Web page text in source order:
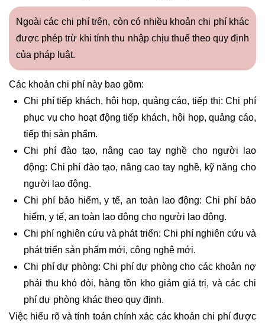
Ngoài các chi phí trên, còn có nhiều khoản chi phí khác
được phép trừ khi tính thu nhập chịu thuế theo quy định
của pháp luật.
Các khoản chi phí này bao gồm:
Chi phí tiếp khách, hội họp, quảng cáo, tiếp thị: Chi phí
phục vụ cho hoạt động tiếp khách, hội họp, quảng cáo,
tiếp thị sản phẩm.
Chi phí đào tạo, nâng cao tay nghề cho người lao
động: Chi phí đào tạo, nâng cao tay nghề, kỹ năng cho
người lao động.
Chi phí bảo hiểm, y tế, an toàn lao động: Chi phí bảo
hiểm, y tế, an toàn lao động cho người lao động.
Chi phí nghiên cứu và phát triển: Chi phí nghiên cứu và
phát triển sản phẩm mới, công nghệ mới.
Chi phí dự phòng: Chi phí dự phòng cho các khoản nợ
phải thu khó đòi, hàng tồn kho giảm giá trị, và các chi
phí dự phòng khác theo quy định.
Việc hiểu rõ và tính toán chính xác các khoản chi phí được